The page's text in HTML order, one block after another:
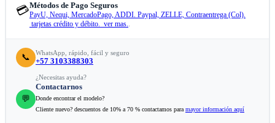
💳Métodos de Pago Seguros
PayU, Nequi, MercadoPago, ADDI. Paypal, ZELLE, Contraentrega (Col).
tarjetas crédito y débito. ver mas..
📞 WhatsApp, rápido, fácil y seguro
+57 3103388303
💬
¿Necesitas ayuda?
Contactarnos
Donde encontrar el modelo?
Cliente nuevo? descuentos de 10% a 70 % contactamos para mayor información aquí